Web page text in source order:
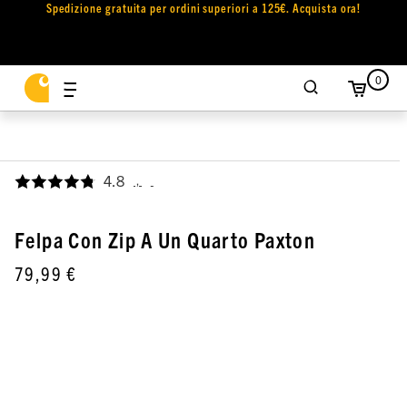
Spedizione gratuita per ordini superiori a 125€. Acquista ora!
0
4.8 ,
Felpa Con Zip A Un Quarto Paxton
79,99 €